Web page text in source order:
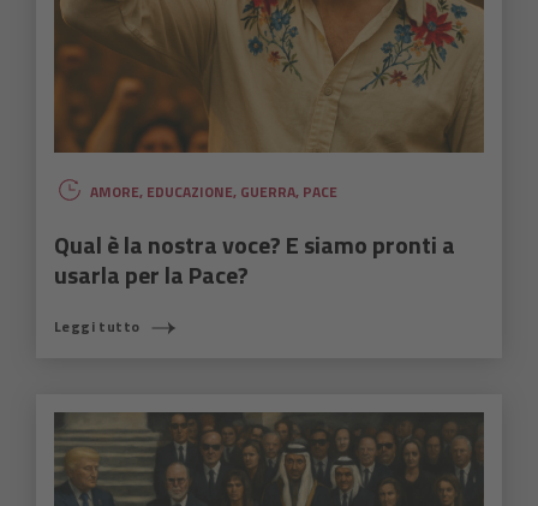
AMORE, EDUCAZIONE, GUERRA, PACE
Qual è la nostra voce? E siamo pronti a
usarla per la Pace?
Leggi tutto